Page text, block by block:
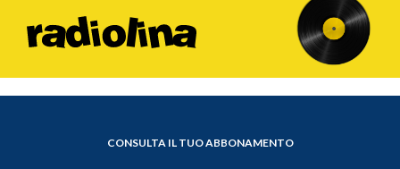
CONSULTA IL TUO ABBONAMENTO